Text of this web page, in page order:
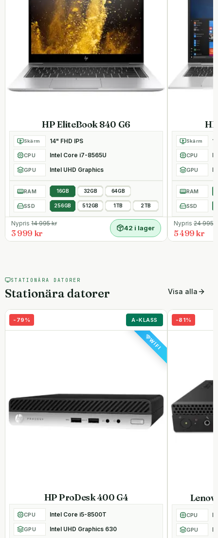
HP EliteBook 840 G6
Skärm 14" FHD IPS
CPU Intel Core i7-8565U
GPU Intel UHD Graphics
RAM 16GB 32GB 64GB
SSD 256GB 512GB 1TB 2TB
Nypris 14 995kr
3 999 kr
42 i lager
Skärm
CPU
GPU
RAM
SSD
Nypris24 995
5 499 kr
STATIONÄRA DATORER
Stationära datorer Visa alla
- 79 % A-KLASS
WIFI
HP ProDesk 400 G4
CPU Intel Core i5-8500T
GPU Intel UHD Graphics 630
-81%
CPU
GPU